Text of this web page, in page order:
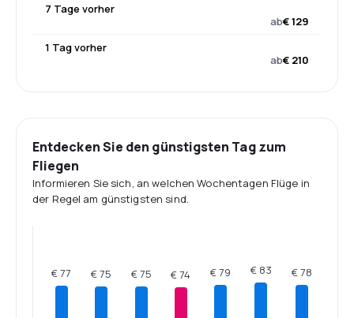
7 Tage vorher
ab€ 129
1 Tag vorher
ab€ 210
Entdecken Sie den günstigsten Tag zum
Fliegen
Informieren Sie sich, an welchen Wochentagen Flüge in
der Regel am günstigsten sind.
€ 77 € 75 € 75 € 74 € 79 € 83 € 78